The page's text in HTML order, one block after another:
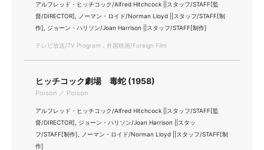
アルフレッド・ヒッチコック/Alfred Hitchcock ||スタッフ/STAFF[監
督/DIRECTOR], ノーマン・ロイド/Norman Lloyd ||スタッフ/STAFF[制
作], ジョーン・ハリソン/Joan Harrison ||スタッフ/STAFF[制作]
テレビ放送/TV Program，外国映画/Foreign Film
ヒッチコック劇場 毒蛇 (1958)
Poison ／ Poison
アルフレッド・ヒッチコック/Alfred Hitchcock ||スタッフ/STAFF[監
督/DIRECTOR], ジョーン・ハリソン/Joan Harrison ||スタッ
フ/STAFF[制作], ノーマン・ロイド/Norman Lloyd ||スタッフ/STAFF[制
作]